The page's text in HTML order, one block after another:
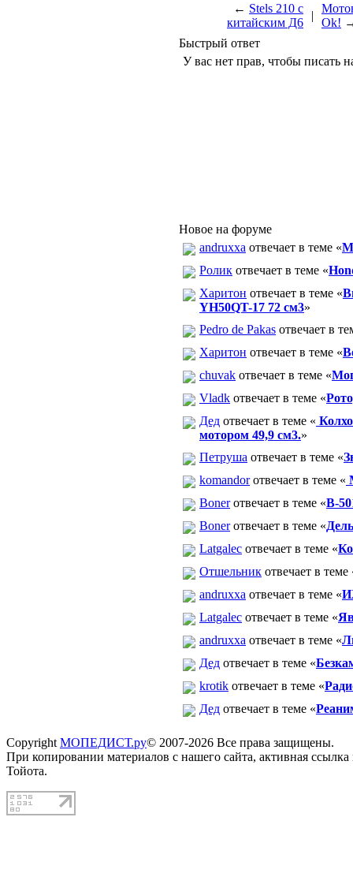
← Stels 210 с
китайским Д6
|
Ok!
Быстрый ответ
У вас нет прав, чтобы писать
Новое на форуме
andruxxa отвечает в теме «
Ролик отвечает в теме «
Харитон отвечает в теме «
YH50QT-17 72 см3»
Pedro de Pakas отвечает в
Харитон отвечает в теме «
chuvak отвечает в теме «
Vladk отвечает в теме «
Дед отвечает в теме «
мотором 49,9 см3.»
Петруша отвечает в теме «
komandorотвечает в теме «
Bonerотвечает в теме «В-
Bonerотвечает в теме «
Latgalec отвечает в теме «
Отшельник отвечает в теме
andruxxa отвечает в теме «
Latgalec отвечает в теме «
andruxxa отвечает в теме «
Дед отвечает в теме «
krotik отвечает в теме «
Дед отвечает в теме «
Copyright МОПЕДИСТ.ру© 2007-2026 Все права защищены.
При копировании материалов с нашего сайта, активная
Тойота.